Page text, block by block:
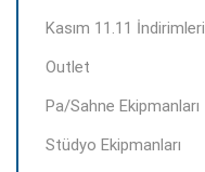
Kasım 11.11 İndirimleri
Outlet
Pa/Sahne Ekipmanları
Stüdyo Ekipmanları